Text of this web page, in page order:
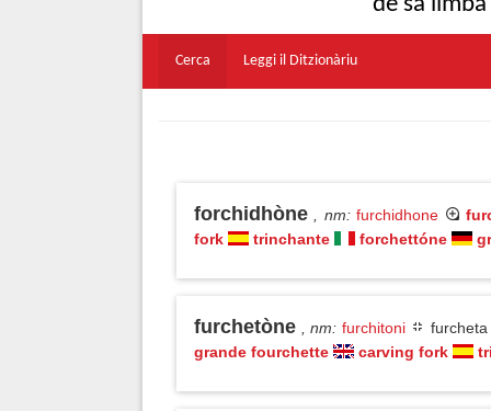
Cerca Leggi il Ditzionàriu
forchidhòne , nm: furchidhone
fork
trinchante forchettóne
furchetòne , nm: furchitoni
grande fourchette
carving fork